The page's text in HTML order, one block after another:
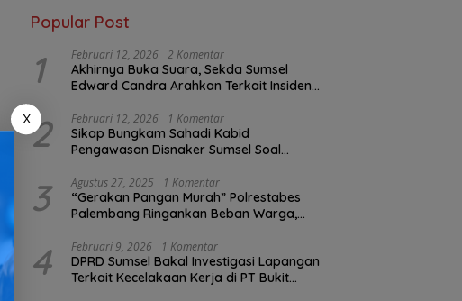
Popular Post
1 Februari 12, 2026 2 Komentar
Akhirnya Buka Suara, Sekda Sumsel
Edward Candra Arahkan Terkait Insiden
2 Februari 12, 2026 1 Komentar
Sikap Bungkam Sahadi Kabid
Pengawasan Disnaker Sumsel Soal
Pengawasan K3?
3 Agustus 27, 2025 1 Komentar
“Gerakan Pangan Murah” Polrestabes
Palembang Ringankan Beban Warga,
4 Februari 9, 2026 1 Komentar
DPRD Sumsel Bakal Investigasi Lapangan
Terkait Kecelakaan Kerja di PT Bukit
X